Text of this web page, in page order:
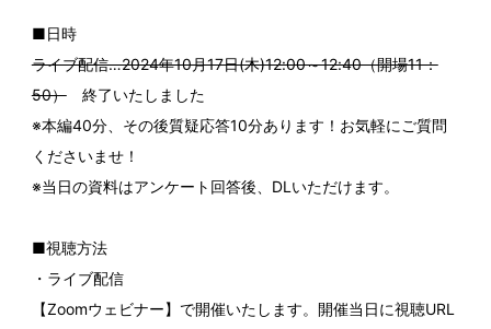
■日時
ライブ配信…2024年10月17日(木)12:00～12:40（開場11：
50）終了いたしました
※本編40分、その後質疑応答10分あります！お気軽にご質問
くださいませ！
※当日の資料はアンケート回答後、DLいただけます。
■視聴方法
・ライブ配信
【Zoomウェビナー】で開催いたします。開催当日に視聴URL